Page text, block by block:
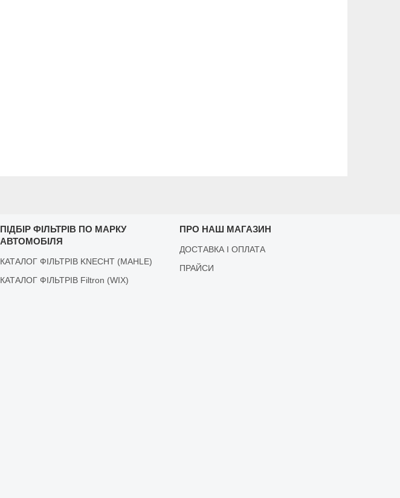
ПІДБІР ФІЛЬТРІВ ПО МАРКУ
АВТОМОБІЛЯ
КАТАЛОГ ФІЛЬТРІВ KNECHT (MAHLE)
КАТАЛОГ ФІЛЬТРІВ Filtron (WIX)
ПРО НАШ МАГАЗИН
ДОСТАВКА І ОПЛАТА
ПРАЙСИ